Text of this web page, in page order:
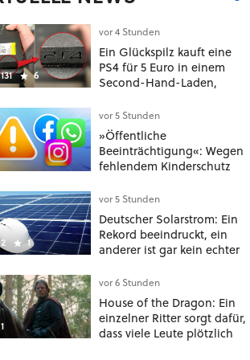
6
vor 4 Stunden
Ein Glückspilz kauft eine
PS4 für 5 Euro in einem
Second-Hand-Laden,
schon hat er seine erste
funktionierende PlayStation
[Best of GameStar]
vor 5 Stunden
»Öffentliche
Beeinträchtigung«: Wegen
fehlendem Kinderschutz
567 Millionen US-Dollar
zahlen
1
vor 5 Stunden
Deutscher Solarstrom: Ein
Rekord beeindruckt, ein
anderer ist gar kein echter
verrät mehr über die
Energiewende als jede Zahl
1
vor 6 Stunden
House of the Dragon: Ein
einzelner Ritter sorgt dafür,
dass viele Leute plötzlich